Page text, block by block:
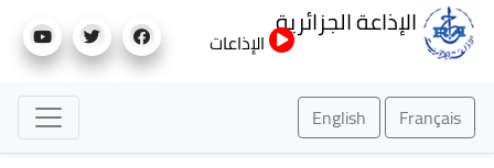
إلى
الإذاعة الجزائرية
الإذاعات
Français
English